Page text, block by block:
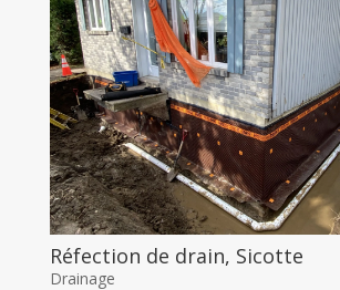
Réfection de drain, Sicotte
Drainage